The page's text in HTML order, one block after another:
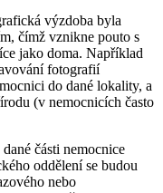
výzdoba byla
čímž vznikne pouto s
jako doma. Například
fotografií
do dané lokality, a
(v nemocnicích často
části nemocnice
oddělení se budou
nebo